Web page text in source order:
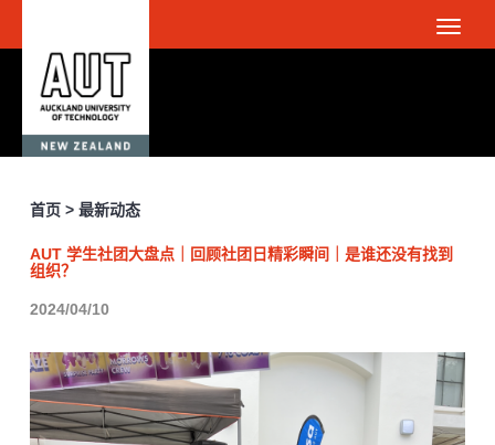
首页 > 最新动态
AUT 学生社团大盘点｜回顾社团日精彩瞬间｜是谁还没有找到
组织？
2024/04/10